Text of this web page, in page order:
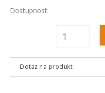
Dostupnost:
Dotaz na produkt